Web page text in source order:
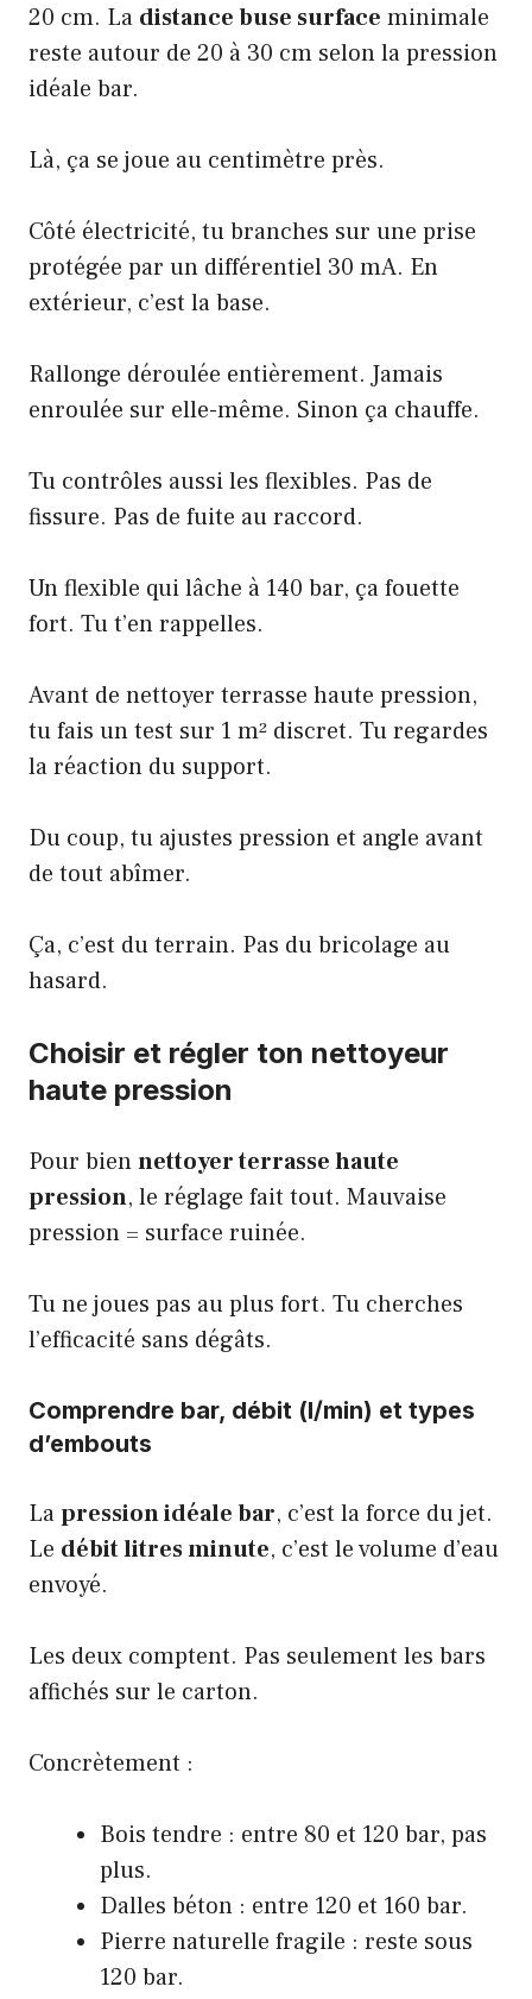
20 cm. La distance buse surface minimale
reste autour de 20 à 30 cm selon la pression
idéale bar.
Là, ça se joue au centimètre près.
Côté électricité, tu branches sur une prise
protégée par un différentiel 30 mA. En
extérieur, c’est la base.
Rallonge déroulée entièrement. Jamais
enroulée sur elle-même. Sinon ça chauffe.
Tu contrôles aussi les flexibles. Pas de
fissure. Pas de fuite au raccord.
Un flexible qui lâche à 140 bar, ça fouette
fort. Tu t’en rappelles.
Avant de nettoyer terrasse haute pression,
tu fais un test sur 1 m² discret. Tu regardes
la réaction du support.
Du coup, tu ajustes pression et angle avant
de tout abîmer.
Ça, c’est du terrain. Pas du bricolage au
hasard.
Choisir et régler ton nettoyeur
haute pression
Pour biennettoyer terrasse haute
pression, le réglage fait tout. Mauvaise
pression = surface ruinée.
Tu ne joues pas au plus fort. Tu cherches
l’efficacité sans dégâts.
Comprendre bar, débit (l/min) et types
d’embouts
Lapression idéale bar, c’est la force du jet.
Le débit litres minute, c’est le volume d’eau
envoyé.
Les deux comptent. Pas seulement les bars
affichés sur le carton.
Concrètement :
Bois tendre : entre 80 et 120 bar, pas
plus.
Dalles béton : entre 120 et 160 bar.
Pierre naturelle fragile : reste sous
120 bar.